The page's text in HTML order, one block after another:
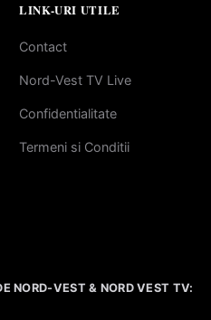
LINK-URI UTILE
Contact
Nord-Vest TV Live
Confidentialitate
Termeni si Conditii
NORD-VEST & NORD VEST TV: